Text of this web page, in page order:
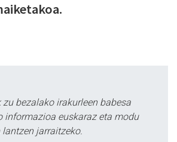
bezalako irakurleen babesa
informazioa euskaraz eta modu
jarraitzeko.